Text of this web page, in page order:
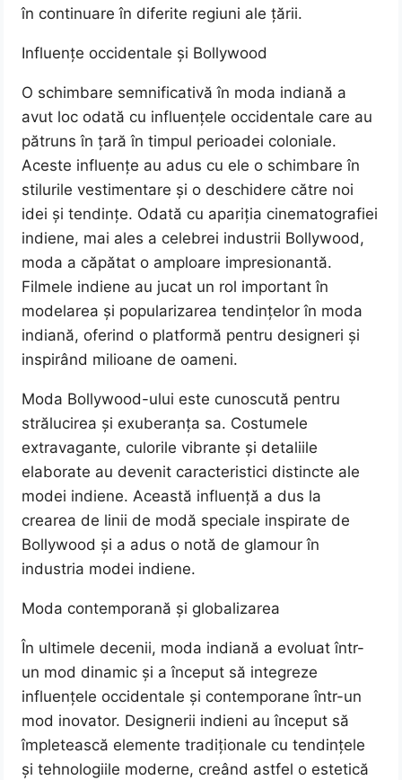
în continuare în diferite regiuni ale țării.
Influențe occidentale și Bollywood
O schimbare semnificativă în moda indiană a
avut loc odată cu influențele occidentale care au
pătruns în țară în timpul perioadei coloniale.
Aceste influențe au adus cu ele o schimbare în
stilurile vestimentare și o deschidere către noi
idei și tendințe. Odată cu apariția cinematografiei
indiene, mai ales a celebrei industrii Bollywood,
moda a căpătat o amploare impresionantă.
Filmele indiene au jucat un rol important în
modelarea și popularizarea tendințelor în moda
indiană, oferind o platformă pentru designeri și
inspirând milioane de oameni.
Moda Bollywood-ului este cunoscută pentru
strălucirea și exuberanța sa. Costumele
extravagante, culorile vibrante și detaliile
elaborate au devenit caracteristici distincte ale
modei indiene. Această influență a dus la
crearea de linii de modă speciale inspirate de
Bollywood și a adus o notă de glamour în
industria modei indiene.
Moda contemporană și globalizarea
În ultimele decenii, moda indiană a evoluat într-
un mod dinamic și a început să integreze
influențele occidentale și contemporane într-un
mod inovator. Designerii indieni au început să
împletească elemente tradiționale cu tendințele
și tehnologiile moderne, creând astfel o estetică